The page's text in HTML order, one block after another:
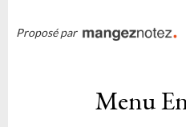
Proposé par
Menu